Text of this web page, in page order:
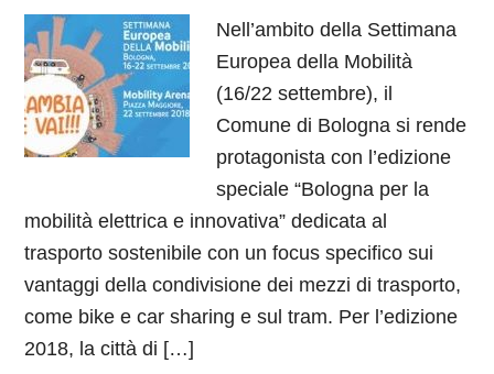
Nell’ambito della Settimana
Europea della Mobilità
(16/22 settembre), il
Comune di Bologna si rende
protagonista con l’edizione
speciale “Bologna per la
mobilità elettrica e innovativa” dedicata al
trasporto sostenibile con un focus specifico sui
vantaggi della condivisione dei mezzi di trasporto,
come bike e car sharing e sul tram. Per l’edizione
2018, la città di […]